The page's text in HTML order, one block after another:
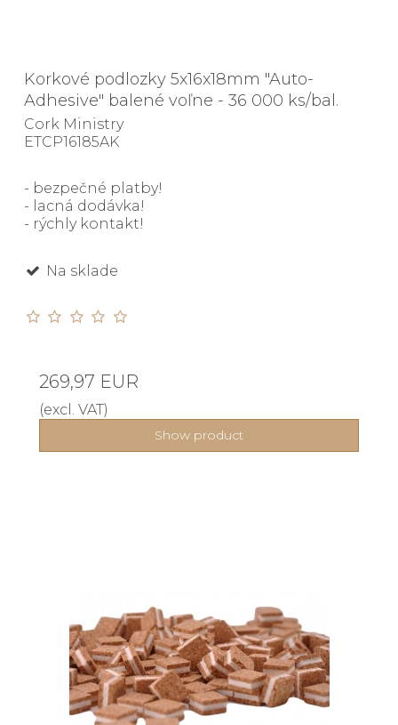
Korkové podlozky 5x16x18mm "Auto-
Adhesive" balené voľne - 36 000 ks/bal.
Cork Ministry
ETCP16185AK
- bezpečné platby!
- lacná dodávka!
- rýchly kontakt!
Na sklade
269,97 EUR
(excl. VAT)
Show product